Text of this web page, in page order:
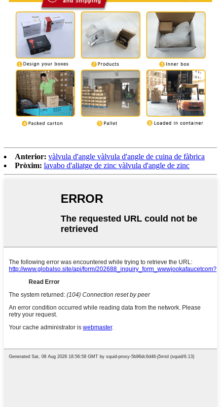
Anterior: vàlvula d'angle vàlvula d'angle de cuina de fàbrica
Pròxim: lavabo d'aliatge de zinc vàlvula d'angle de zinc